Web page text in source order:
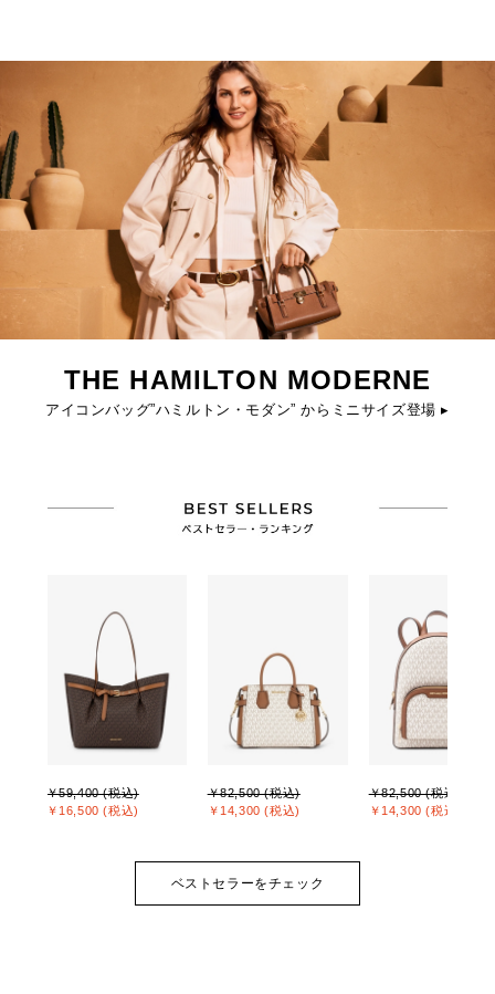
THE HAMILTON MODERNE
アイコンバッグ”ハミルトン・モダン” からミニサイズ登場 ▸
￥59,400 (税込)
￥16,500 (税込)
￥82,500 (税込)
￥14,300 (税込)
￥82,500 (税込)
￥14,300 (税込)
ベストセラーをチェック